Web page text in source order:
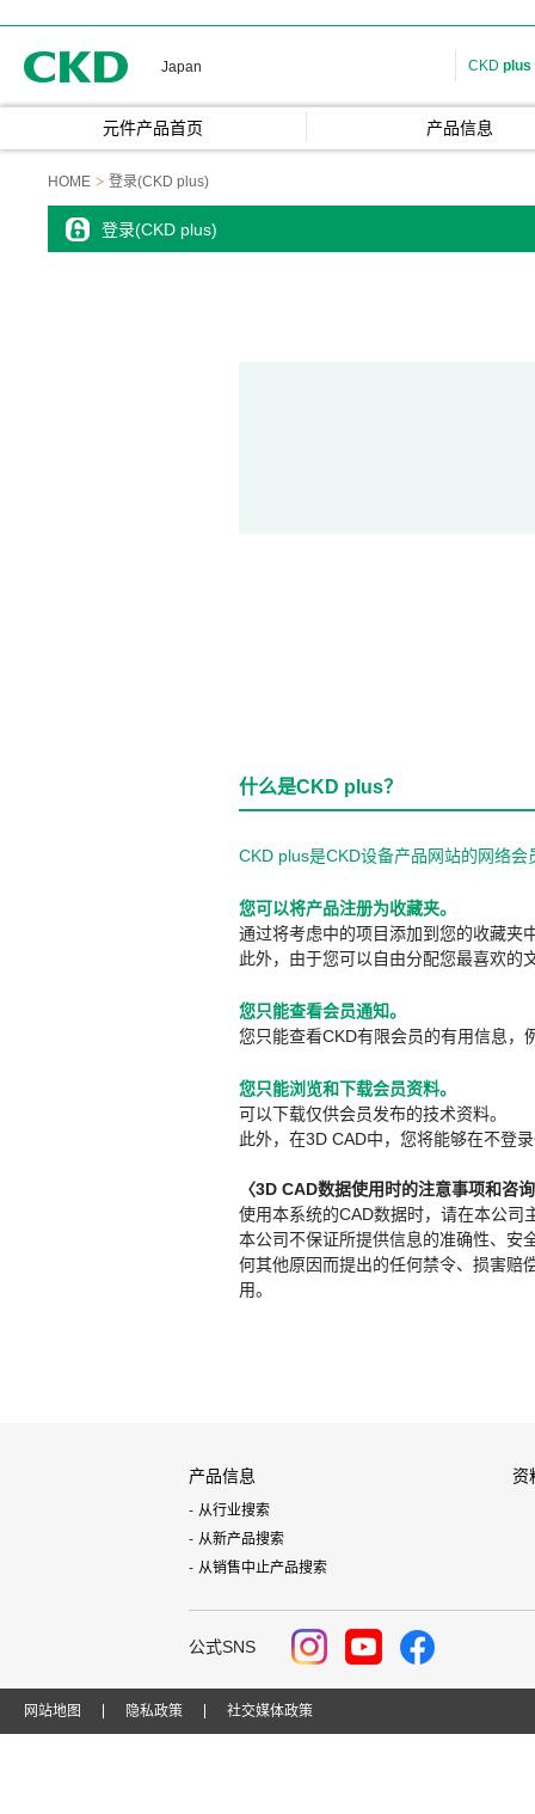
Japan CKD plus
元件产品首页 产品信息
HOME 登录(CKD plus)
登录(CKD plus)
什么是CKD plus？
CKD plus是CKD设备产品网站的网络
您可以将产品注册为收藏夹。
通过将考虑中的项目添加到您的收藏夹
此外，由于您可以自由分配您最喜欢的
您只能查看会员通知。
您只能查看CKD有限会员的有用信息，
您只能浏览和下载会员资料。
可以下载仅供会员发布的技术资料。
此外，在3D CAD中，您将能够在不登
〈3D CAD数据使用时的注意事项和咨
使用本系统的CAD数据时，请在本公司
本公司不保证所提供信息的准确性、安
何其他原因而提出的任何禁令、损害赔
用。
产品信息
从行业搜索
从新产品搜索
从销售中止产品搜索
资
公式SNS
网站地图 隐私政策 社交媒体政策